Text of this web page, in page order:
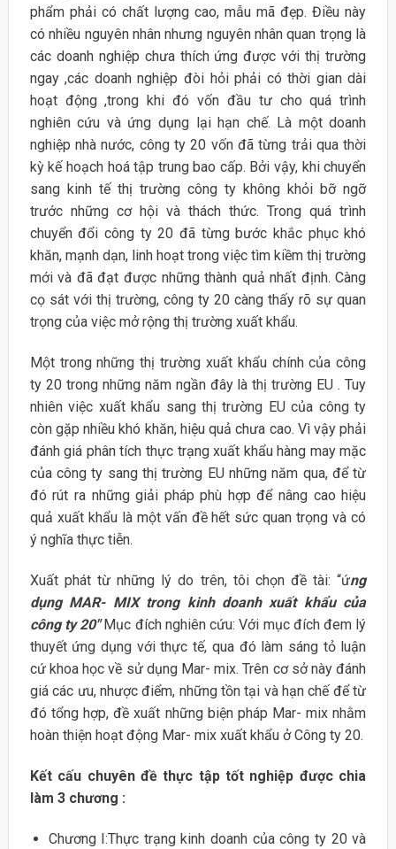
phẩm phải có chất lượng cao, mẫu mã đẹp. Điều này
có nhiều nguyên nhân nhưng nguyên nhân quan trọng là
các doanh nghiệp chưa thích ứng được với thị trường
ngay ,các doanh nghiệp đòi hỏi phải có thời gian dài
hoạt động ,trong khi đó vốn đầu tư cho quá trình
nghiên cứu và ứng dụng lại hạn chế. Là một doanh
nghiệp nhà nước, công ty 20 vốn đã từng trải qua thời
kỳ kế hoạch hoá tập trung bao cấp. Bởi vậy, khi chuyển
sang kinh tế thị trường công ty không khỏi bỡ ngỡ
trước những cơ hội và thách thức. Trong quá trình
chuyển đổi công ty 20 đã từng bước khắc phục khó
khăn, mạnh dạn, linh hoạt trong việc tìm kiềm thị trường
mới và đã đạt được những thành quả nhất định. Càng
cọ sát với thị trường, công ty 20 càng thấy rõ sự quan
trọng của việc mở rộng thị trường xuất khẩu.
Một trong những thị trường xuất khẩu chính của công
ty 20 trong những năm ngần đây là thị trường EU . Tuy
nhiên việc xuất khẩu sang thị trường EU của công ty
còn gặp nhiều khó khăn, hiệu quả chưa cao. Vì vậy phải
đánh giá phân tích thực trạng xuất khẩu hàng may mặc
của công ty sang thị trường EU những năm qua, để từ
đó rút ra những giải pháp phù hợp để nâng cao hiệu
quả xuất khẩu là một vấn đề hết sức quan trọng và có
ý nghĩa thực tiễn.
Xuất phát từ những lý do trên, tôi chọn đề tài: “ứng
dụng MAR- MIX trong kinh doanh xuất khẩu của
công ty 20″Mục đích nghiên cứu: Với mục đích đem lý
thuyết ứng dụng với thực tế, qua đó làm sáng tỏ luận
cứ khoa học về sử dụng Mar- mix. Trên cơ sở này đánh
giá các ưu, nhược điểm, những tồn tại và hạn chế để từ
đó tổng hợp, đề xuất những biện pháp Mar- mix nhằm
hoàn thiện hoạt động Mar- mix xuất khẩu ở Công ty 20.
Kết cấu chuyên đề thực tập tốt nghiệp được chia
làm 3 chương :
Chương I:Thực trạng kinh doanh của công ty 20 và